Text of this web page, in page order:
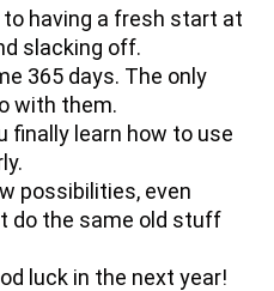
to having a fresh start at
slacking off.
365 days. The only
with them.
finally learn how to use
possibilities, even
do the same old stuff
luck in the next year!